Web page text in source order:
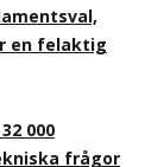
en felaktig
000
frågor